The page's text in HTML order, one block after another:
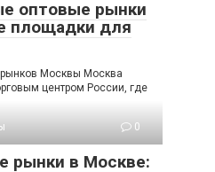
оптовые рынки
площадки для
Москвы Москвa
центром России, где
0
рынки в Москве: